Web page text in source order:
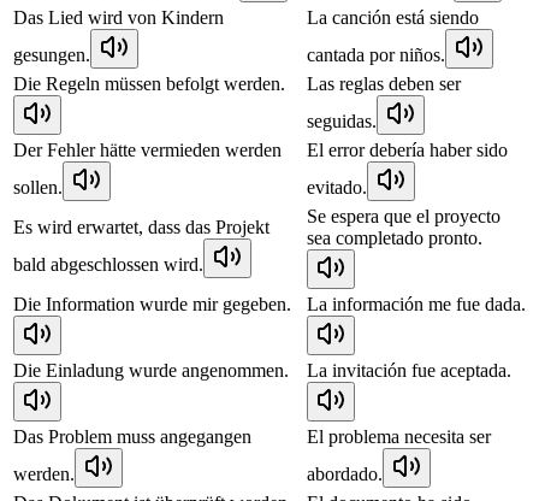
Das Lied wird von Kindern
gesungen.
La canción está siendo
cantada por niños.
Die Regeln müssen befolgt werden.
Las reglas deben ser
seguidas.
Der Fehler hätte vermieden werden
sollen.
El error debería haber sido
evitado.
Es wird erwartet, dass das Projekt
bald abgeschlossen wird.
Se espera que el proyecto
sea completado pronto.
Die Information wurde mir gegeben. La información me fue dada.
Die Einladung wurde angenommen. La invitación fue aceptada.
Das Problem muss angegangen
werden.
El problema necesita ser
abordado.